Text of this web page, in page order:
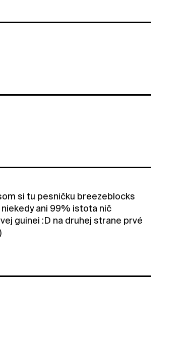
si tu pesničku breezeblocks
ani 99% istota nič
guinei :D na druhej strane prvé